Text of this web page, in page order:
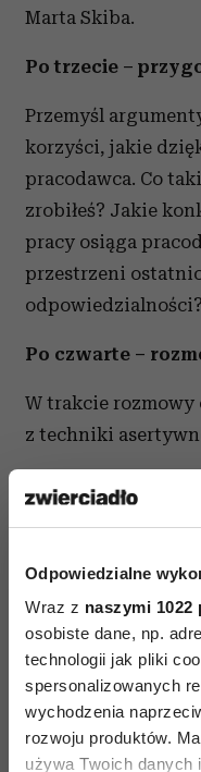
Odpowiedzialne
Wraz z naszymi 1022
osobiste dane, np.
technologii jak pliki
spersonalizowanych
wychodzenia
rozwoju produktów.
używa Twoich danych
Marta Skiba.
Po trzecie –
Przemyśl
korzyści, jakie
pracodawca. Co
zrobiłeś? Jakie
pracy osiąga
przestrzeni
odpowiedzialności?
Po czwarte –
W trakcie rozmowy
z techniki
Krok1 : krótko i
zakres
obsługuję x razy
firmy kontrakty
Krok 2: po prostu
podwyżkę?